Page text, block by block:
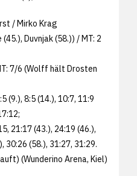
/ Mirko Krag
(45.), Duvnjak (58.)) / MT: 2
7/6 (Wolff hält Drosten
(9.), 8:5 (14.), 10:7, 11:9
21:17 (43.), 24:19 (46.),
30:26 (58.), 31:27, 31:29.
(Wunderino Arena, Kiel)